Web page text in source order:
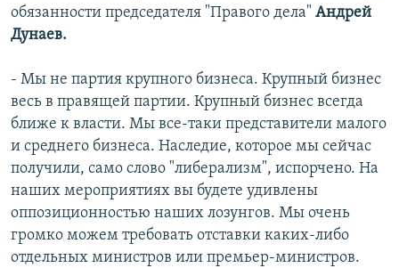
обязанности председателя "Правого дела" Андрей
Дунаев.
- Мы не партия крупного бизнеса. Крупный бизнес
весь в правящей партии. Крупный бизнес всегда
ближе к власти. Мы все-таки представители малого
и среднего бизнеса. Наследие, которое мы сейчас
получили, само слово "либерализм", испорчено. На
наших мероприятиях вы будете удивлены
оппозиционностью наших лозунгов. Мы очень
громко можем требовать отставки каких-либо
отдельных министров или премьер-министров.